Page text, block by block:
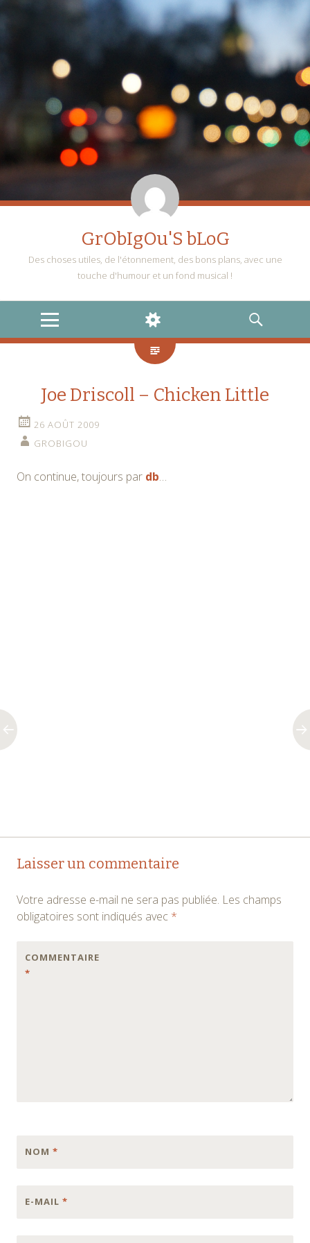
GrObIgOu'S bLoG
Des choses utiles, de l'étonnement, des bons plans, avec une
touche d'humour et un fond musical !
MENU
WIDGETS
RECHERCHE
Joe Driscoll – Chicken Little
26 AOÛT 2009
GROBIGOU
On continue, toujours par db…
Navigation
articles
Laisser un commentaire
Votre adresse e-mail ne sera pas publiée. Les champs
obligatoires sont indiqués avec *
COMMENTAIRE
*
NOM *
E-MAIL *